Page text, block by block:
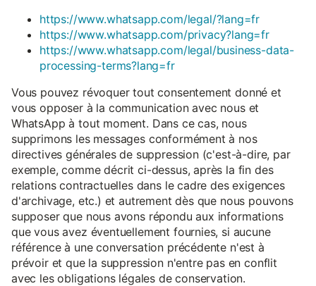
https://www.whatsapp.com/legal/?lang=fr
https://www.whatsapp.com/privacy?lang=fr
https://www.whatsapp.com/legal/business-data-
processing-terms?lang=fr
Vous pouvez révoquer tout consentement donné et
vous opposer à la communication avec nous et
WhatsApp à tout moment. Dans ce cas, nous
supprimons les messages conformément à nos
directives générales de suppression (c'est-à-dire, par
exemple, comme décrit ci-dessus, après la fin des
relations contractuelles dans le cadre des exigences
d'archivage, etc.) et autrement dès que nous pouvons
supposer que nous avons répondu aux informations
que vous avez éventuellement fournies, si aucune
référence à une conversation précédente n'est à
prévoir et que la suppression n'entre pas en conflit
avec les obligations légales de conservation.